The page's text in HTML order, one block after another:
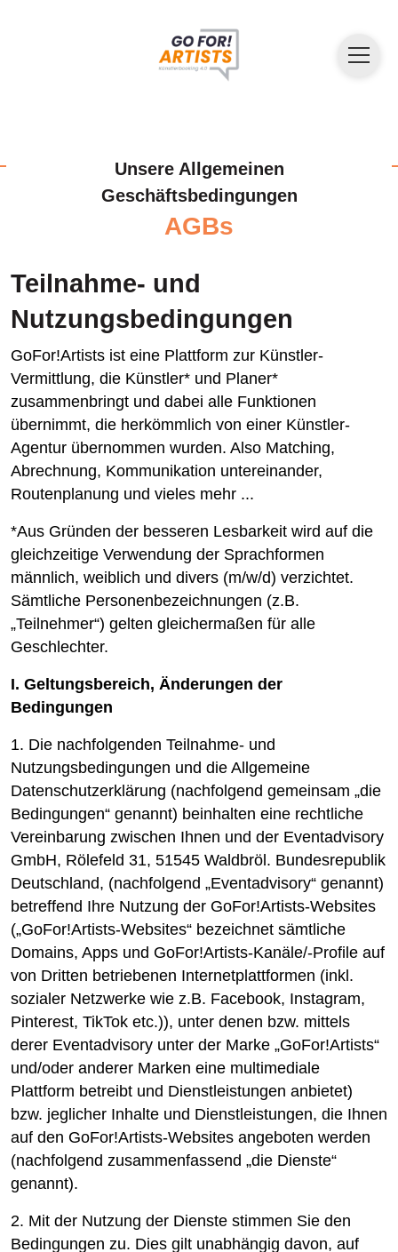
Unsere Allgemeinen
Geschäftsbedingungen
AGBs
Teilnahme- und
Nutzungsbedingungen
GoFor!Artists ist eine Plattform zur Künstler-
Vermittlung, die Künstler* und Planer*
zusammenbringt und dabei alle Funktionen
übernimmt, die herkömmlich von einer Künstler-
Agentur übernommen wurden. Also Matching,
Abrechnung, Kommunikation untereinander,
Routenplanung und vieles mehr ...
*Aus Gründen der besseren Lesbarkeit wird auf die
gleichzeitige Verwendung der Sprachformen
männlich, weiblich und divers (m/w/d) verzichtet.
Sämtliche Personenbezeichnungen (z.B.
„Teilnehmer“) gelten gleichermaßen für alle
Geschlechter.
I. Geltungsbereich, Änderungen der
Bedingungen
1. Die nachfolgenden Teilnahme- und
Nutzungsbedingungen und die Allgemeine
Datenschutzerklärung (nachfolgend gemeinsam „die
Bedingungen“ genannt) beinhalten eine rechtliche
Vereinbarung zwischen Ihnen und der Eventadvisory
GmbH, Rölefeld 31, 51545 Waldbröl. Bundesrepublik
Deutschland, (nachfolgend „Eventadvisory“ genannt)
betreffend Ihre Nutzung der GoFor!Artists-Websites
(„GoFor!Artists-Websites“ bezeichnet sämtliche
Domains, Apps und GoFor!Artists-Kanäle/-Profile auf
von Dritten betriebenen Internetplattformen (inkl.
sozialer Netzwerke wie z.B. Facebook, Instagram,
Pinterest, TikTok etc.)), unter denen bzw. mittels
derer Eventadvisory unter der Marke „GoFor!Artists“
und/oder anderer Marken eine multimediale
Plattform betreibt und Dienstleistungen anbietet)
bzw. jeglicher Inhalte und Dienstleistungen, die Ihnen
auf den GoFor!Artists-Websites angeboten werden
(nachfolgend zusammenfassend „die Dienste“
genannt).
2. Mit der Nutzung der Dienste stimmen Sie den
Bedingungen zu. Dies gilt unabhängig davon, auf